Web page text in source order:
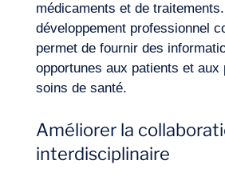
médicaments et de
développement professionnel
permet de fournir des
opportunes aux patients et aux
soins de santé.
Améliorer la
interdisciplinaire